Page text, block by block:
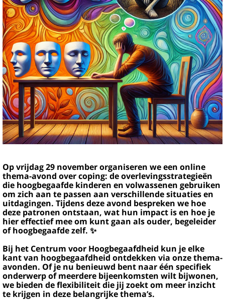
Op vrijdag 29 november organiseren we een online
thema-avond over coping: de overlevingsstrategieën
die hoogbegaafde kinderen en volwassenen gebruiken
om zich aan te passen aan verschillende situaties en
uitdagingen. Tijdens deze avond bespreken we hoe
deze patronen ontstaan, wat hun impact is en hoe je
hier effectief mee om kunt gaan als ouder, begeleider
of hoogbegaafde zelf. ✨
Bij het Centrum voor Hoogbegaafdheid kun je elke
kant van hoogbegaafdheid ontdekken via onze thema-
avonden. Of je nu benieuwd bent naar één specifiek
onderwerp of meerdere bijeenkomsten wilt bijwonen,
we bieden de flexibiliteit die jij zoekt om meer inzicht
te krijgen in deze belangrijke thema’s.